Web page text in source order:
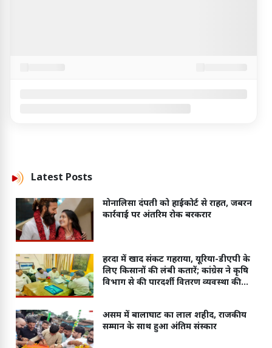
Latest Posts
मोनालिसा दंपती को हाईकोर्ट से राहत, जबरन
कार्रवाई पर अंतरिम रोक बरकरार
हरदा में खाद संकट गहराया, यूरिया-डीएपी के
लिए किसानों की लंबी कतारें; कांग्रेस ने कृषि
विभाग से की पारदर्शी वितरण व्यवस्था की
असम में बालाघाट का लाल शहीद, राजकीय
सम्मान के साथ हुआ अंतिम संस्कार